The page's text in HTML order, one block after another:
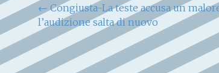
Navigazione
articoli
←Congiusta-La teste accusa un
l’audizione salta di nuovo